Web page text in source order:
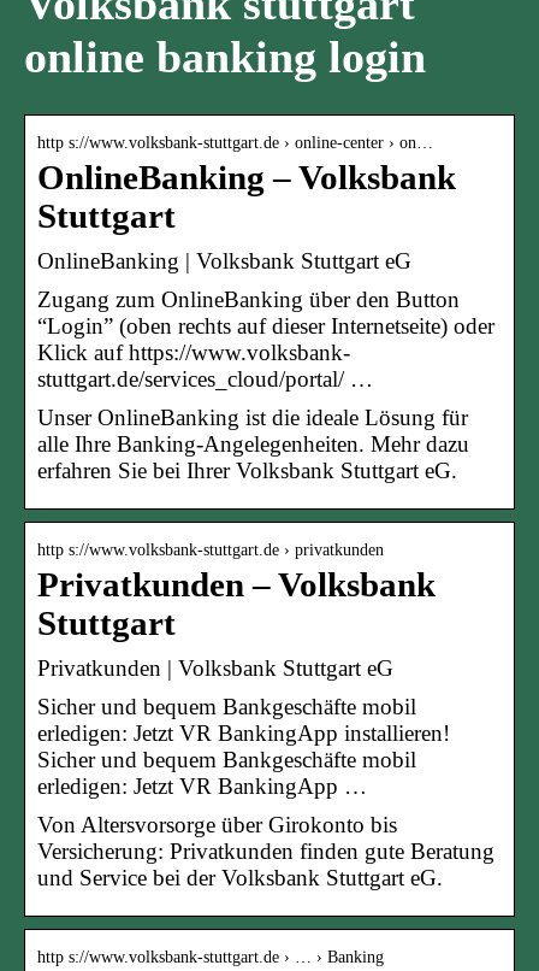
online banking login
http s://www.volksbank-stuttgart.de › online-center › on…
OnlineBanking – Volksbank
Stuttgart
OnlineBanking | Volksbank Stuttgart eG
Zugang zum OnlineBanking über den Button
“Login” (oben rechts auf dieser Internetseite) oder
Klick auf https://www.volksbank-
stuttgart.de/services_cloud/portal/ …
Unser OnlineBanking ist die ideale Lösung für
alle Ihre Banking-Angelegenheiten. Mehr dazu
erfahren Sie bei Ihrer Volksbank Stuttgart eG.
http s://www.volksbank-stuttgart.de › privatkunden
Privatkunden – Volksbank
Stuttgart
Privatkunden | Volksbank Stuttgart eG
Sicher und bequem Bankgeschäfte mobil
erledigen: Jetzt VR BankingApp installieren!
Sicher und bequem Bankgeschäfte mobil
erledigen: Jetzt VR BankingApp …
Von Altersvorsorge über Girokonto bis
Versicherung: Privatkunden finden gute Beratung
und Service bei der Volksbank Stuttgart eG.
http s://www.volksbank-stuttgart.de › … › Banking